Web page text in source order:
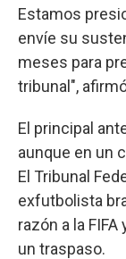
Estamos
envíe su
meses para
tribunal",
El principal
aunque en un
El Tribunal
exfutbolista
razón a la
un traspaso.